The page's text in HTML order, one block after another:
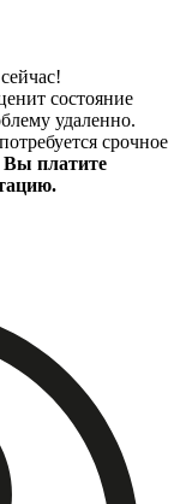
состояние
удаленно.
срочное
Вы платите